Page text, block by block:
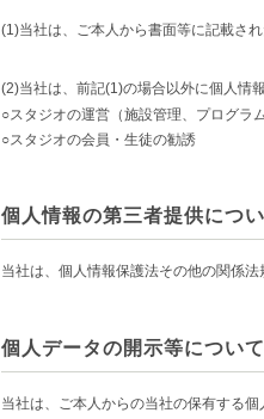
(1)当社は、ご本人から書面等に記載さ
(2)当社は、前記(1)の場合以外に個人情
○スタジオの運営（施設管理、プログラ
○スタジオの会員・生徒の勧誘
個人情報の第三者提供につ
当社は、個人情報保護法その他の関係
個人データの開示等について
当社は、ご本人からの当社の保有する